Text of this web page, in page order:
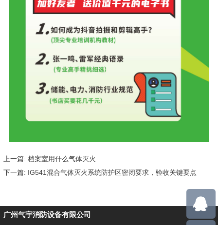
上一篇: 档案室用什么气体灭火
下一篇: IG541混合气体灭火系统防护区密闭要求，验收关键要点
广州气宇消防设备有限公司